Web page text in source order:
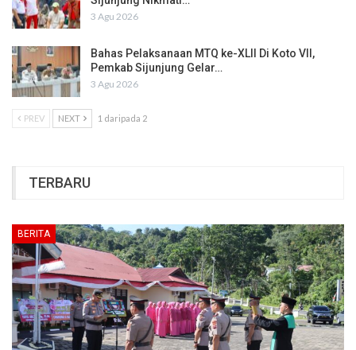
3 Agu 2026
Bahas Pelaksanaan MTQ ke-XLII Di Koto VII,
Pemkab Sijunjung Gelar…
3 Agu 2026
PREV NEXT 1 daripada 2
TERBARU
BERITA